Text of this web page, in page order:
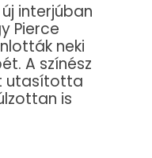
interjúban
Pierce
neki
A színész
utasította
is